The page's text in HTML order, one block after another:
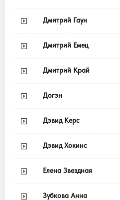
Дмитрий Гаун
Дмитрий Емец
Дмитрий Край
Догэн
Дэвид Керс
Дэвид Хокинс
Елена Звездная
Зубкова Анна